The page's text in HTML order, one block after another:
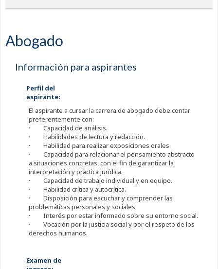
Abogado
Información para aspirantes
Perfil del
aspirante:
El aspirante a cursar la carrera de abogado debe contar
preferentemente con:
· Capacidad de análisis.
· Habilidades de lectura y redacción.
· Habilidad para realizar exposiciones orales.
· Capacidad para relacionar el pensamiento abstracto
a situaciones concretas, con el fin de garantizar la
interpretación y práctica jurídica.
· Capacidad de trabajo individual y en equipo.
· Habilidad crítica y autocrítica.
· Disposición para escuchar y comprender las
problemáticas personales y sociales.
· Interés por estar informado sobre su entorno social.
· Vocación por la justicia social y por el respeto de los
derechos humanos.
Examen de